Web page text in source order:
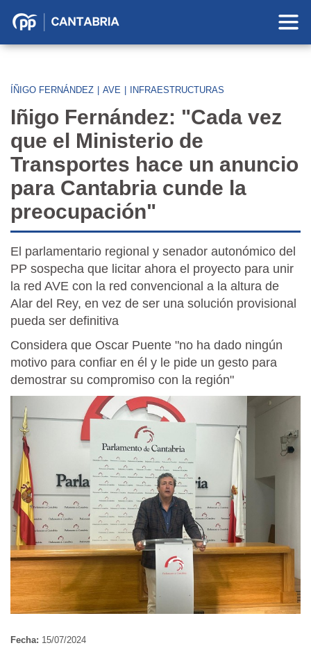
Partido
Cantabria
ÍÑIGO FERNÁNDEZ AVE INFRAESTRUCTURAS
Iñigo Fernández: "Cada vez
que el Ministerio de
Transportes hace un anuncio
para Cantabria cunde la
preocupación"
El parlamentario regional y senador autonómico del
PP sospecha que licitar ahora el proyecto para unir
la red AVE con la red convencional a la altura de
Alar del Rey, en vez de ser una solución provisional
pueda ser definitiva
Considera que Oscar Puente "no ha dado ningún
motivo para confiar en él y le pide un gesto para
demostrar su compromiso con la región"
Fecha: 15/07/2024